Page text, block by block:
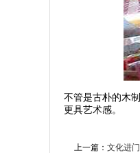
不管是古朴的木
更具艺术感。
上一篇： 文化进